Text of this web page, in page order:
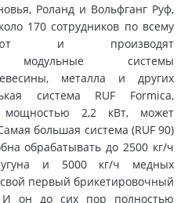
Роланд и Вольфганг Руф,
170 сотрудников по всему
и производят
модульные системы
металла и других
система RUF Formica,
мощностью 2,2 кВт, может
большая система (RUF 90)
обрабатывать до 2500 кг/ч
и 5000 кг/ч медных
первый брикетировочный
он до сих пор полностью